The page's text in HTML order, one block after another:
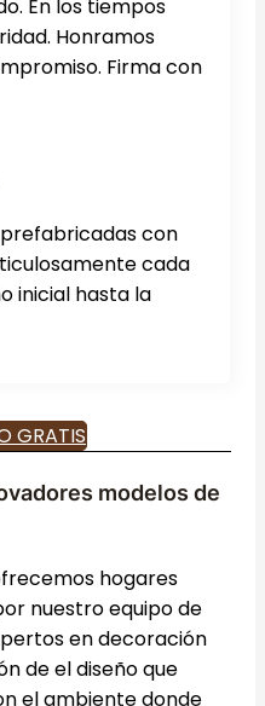
En los tiempos
Honramos
Firma con
con
cada
inicial hasta la
GRATIS
modelos de
hogares
nuestro equipo de
en decoración
de el diseño que
el ambiente donde